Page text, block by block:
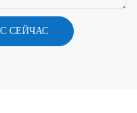
СЕЙЧАС